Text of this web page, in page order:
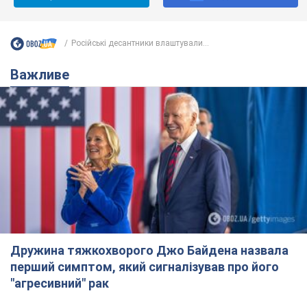
Російські десантники влаштували...
Важливе
Дружина тяжкохворого Джо Байдена назвала
перший симптом, який сигналізував про його
"агресивний" рак